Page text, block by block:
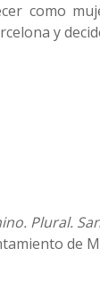
como
y
Plural.
de